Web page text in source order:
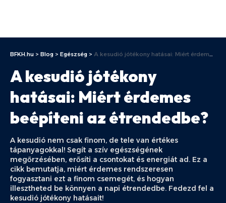
BFKH.hu > Blog > Egészség > A kesudió jótékony hatásai: Miért érdemes beépíteni az étrendedbe?
A kesudió jótékony
hatásai: Miért érdemes
beépíteni az étrendedbe?
A kesudió nem csak finom, de tele van értékes
tápanyagokkal! Segít a szív egészségének
megőrzésében, erősíti a csontokat és energiát ad. Ez a
cikk bemutatja, miért érdemes rendszeresen
fogyasztani ezt a finom csemegét, és hogyan
illesztheted be könnyen a napi étrendedbe. Fedezd fel a
kesudió jótékony hatásait!